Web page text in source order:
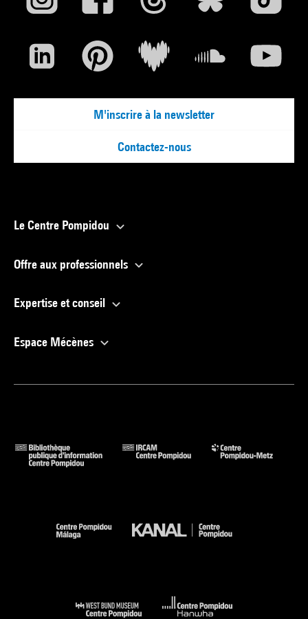
M'inscrire à la newsletter
Contactez-nous
Le Centre Pompidou
Offre aux professionnels
Expertise et conseil
Espace Mécènes